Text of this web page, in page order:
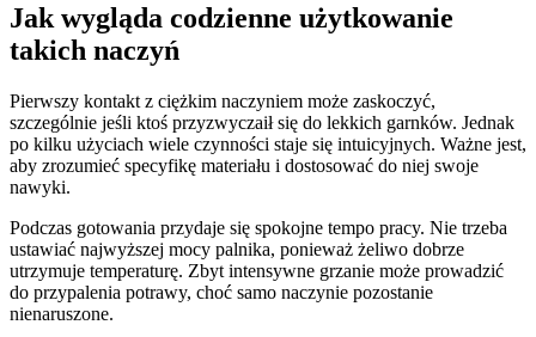
Jak wygląda codzienne użytkowanie
takich naczyń
Pierwszy kontakt z ciężkim naczyniem może zaskoczyć,
szczególnie jeśli ktoś przyzwyczaił się do lekkich garnków. Jednak
po kilku użyciach wiele czynności staje się intuicyjnych. Ważne jest,
aby zrozumieć specyfikę materiału i dostosować do niej swoje
nawyki.
Podczas gotowania przydaje się spokojne tempo pracy. Nie trzeba
ustawiać najwyższej mocy palnika, ponieważ żeliwo dobrze
utrzymuje temperaturę. Zbyt intensywne grzanie może prowadzić
do przypalenia potrawy, choć samo naczynie pozostanie
nienaruszone.